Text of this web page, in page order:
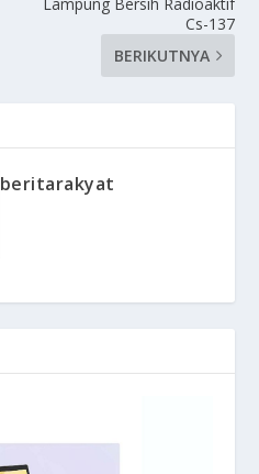
Lampung Bersih Radioaktif
Cs-137
BERIKUTNYA
beritarakyat